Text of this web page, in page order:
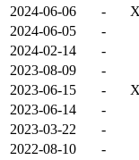
2024-06-06
-
2024-06-05
-
2024-02-14
-
2023-08-09
-
2023-06-15
-
2023-06-14
-
2023-03-22
-
2022-08-10
-